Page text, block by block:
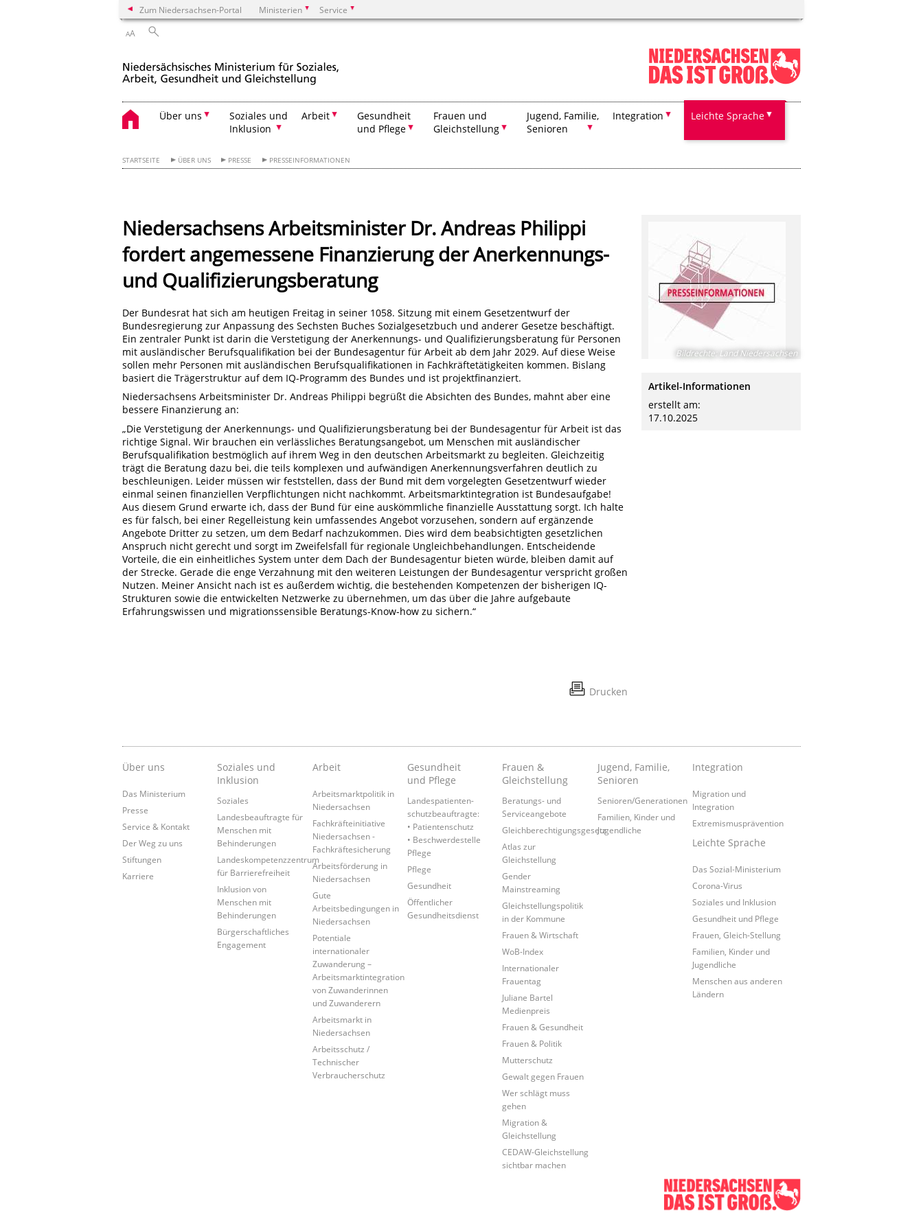
Zum Niedersachsen-Portal Ministerien Service
AA
Über uns
Soziales und
Inklusion
Arbeit
Gesundheit
und Pflege
Frauen und
Gleichstellung
Jugend, Familie,
Senioren
Integration Leichte Sprache
STARTSEITE ÜBER UNS PRESSE PRESSEINFORMATIONEN
Niedersachsens Arbeitsminister Dr. Andreas Philippi
fordert angemessene Finanzierung der Anerkennungs-
und Qualifizierungsberatung
Der Bundesrat hat sich am heutigen Freitag in seiner 1058. Sitzung mit einem Gesetzentwurf der
Bundesregierung zur Anpassung des Sechsten Buches Sozialgesetzbuch und anderer Gesetze beschäftigt.
Ein zentraler Punkt ist darin die Verstetigung der Anerkennungs- und Qualifizierungsberatung für Personen
mit ausländischer Berufsqualifikation bei der Bundesagentur für Arbeit ab dem Jahr 2029. Auf diese Weise
sollen mehr Personen mit ausländischen Berufsqualifikationen in Fachkräftetätigkeiten kommen. Bislang
basiert die Trägerstruktur auf dem IQ-Programm des Bundes und ist projektfinanziert.
Niedersachsens Arbeitsminister Dr. Andreas Philippi begrüßt die Absichten des Bundes, mahnt aber eine
bessere Finanzierung an:
„Die Verstetigung der Anerkennungs- und Qualifizierungsberatung bei der Bundesagentur für Arbeit ist das
richtige Signal. Wir brauchen ein verlässliches Beratungsangebot, um Menschen mit ausländischer
Berufsqualifikation bestmöglich auf ihrem Weg in den deutschen Arbeitsmarkt zu begleiten. Gleichzeitig
trägt die Beratung dazu bei, die teils komplexen und aufwändigen Anerkennungsverfahren deutlich zu
beschleunigen. Leider müssen wir feststellen, dass der Bund mit dem vorgelegten Gesetzentwurf wieder
einmal seinen finanziellen Verpflichtungen nicht nachkommt. Arbeitsmarktintegration ist Bundesaufgabe!
Aus diesem Grund erwarte ich, dass der Bund für eine auskömmliche finanzielle Ausstattung sorgt. Ich halte
es für falsch, bei einer Regelleistung kein umfassendes Angebot vorzusehen, sondern auf ergänzende
Angebote Dritter zu setzen, um dem Bedarf nachzukommen. Dies wird dem beabsichtigten gesetzlichen
Anspruch nicht gerecht und sorgt im Zweifelsfall für regionale Ungleichbehandlungen. Entscheidende
Vorteile, die ein einheitliches System unter dem Dach der Bundesagentur bieten würde, bleiben damit auf
der Strecke. Gerade die enge Verzahnung mit den weiteren Leistungen der Bundesagentur verspricht großen
Nutzen. Meiner Ansicht nach ist es außerdem wichtig, die bestehenden Kompetenzen der bisherigen IQ-
Strukturen sowie die entwickelten Netzwerke zu übernehmen, um das über die Jahre aufgebaute
Erfahrungswissen und migrationssensible Beratungs-Know-how zu sichern.“
Drucken
Bildrechte: Land Niedersachsen
Artikel-Informationen
erstellt am:
17.10.2025
Über uns
Das Ministerium
Presse
Service & Kontakt
Der Weg zu uns
Stiftungen
Karriere
Soziales und
Inklusion
Soziales
Landesbeauftragte für
Menschen mit
Behinderungen
Landeskompetenzzentrum
für Barrierefreiheit
Inklusion von
Menschen mit
Behinderungen
Bürgerschaftliches
Engagement
Arbeit
Arbeitsmarktpolitik in
Niedersachsen
Fachkräfteinitiative
Niedersachsen -
Fachkräftesicherung
Arbeitsförderung in
Niedersachsen
Gute
Arbeitsbedingungen in
Niedersachsen
Potentiale
internationaler
Zuwanderung –
Arbeitsmarktintegration
von Zuwanderinnen
und Zuwanderern
Arbeitsmarkt in
Niedersachsen
Arbeitsschutz /
Technischer
Verbraucherschutz
Gesundheit
und Pflege
Landespatienten­
schutzbeauftragte:
• Patientenschutz
• Beschwerdestelle
Pflege
Pflege
Gesundheit
Öffentlicher
Gesundheitsdienst
Frauen &
Gleichstellung
Beratungs- und
Serviceangebote
Gleichberechtigungsgesetz
Atlas zur
Gleichstellung
Gender
Mainstreaming
Gleichstellungspolitik
in der Kommune
Frauen & Wirtschaft
WoB-Index
Internationaler
Frauentag
Juliane Bartel
Medienpreis
Frauen & Gesundheit
Frauen & Politik
Mutterschutz
Gewalt gegen Frauen
Wer schlägt muss
gehen
Migration &
Gleichstellung
CEDAW-Gleichstellung
sichtbar machen
Jugend, Familie,
Senioren
Senioren/Generationen
Familien, Kinder und
Jugendliche
Integration
Migration und
Integration
Extremismusprävention
Leichte Sprache
Das Sozial-Ministerium
Corona-Virus
Soziales und Inklusion
Gesundheit und Pflege
Frauen, Gleich-Stellung
Familien, Kinder und
Jugendliche
Menschen aus anderen
Ländern